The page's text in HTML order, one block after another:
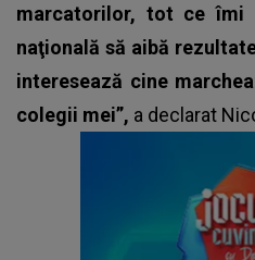
marcatorilor, tot ce îmi
naţională să aibă
interesează cine
colegii mei”, a declarat